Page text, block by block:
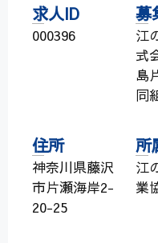
求人ID
000396
募
江
式
島
同
住所
神奈川県藤沢
市片瀬海岸2-
20-25
所
江
業